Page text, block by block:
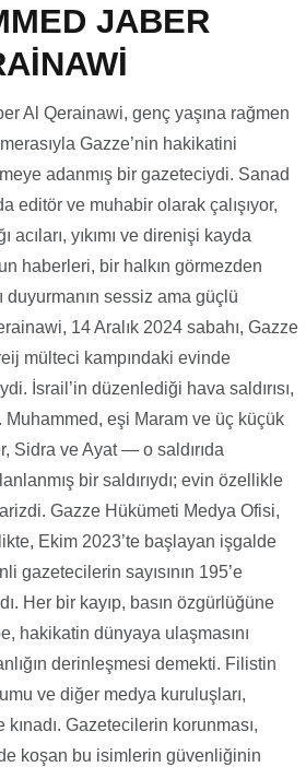
JABER
Al Qerainawi, genç yaşına rağmen
Gazze’nin hakikatini
adanmış bir gazeteciydi. Sanad
editör ve muhabir olarak çalışıyor,
acıları, yıkımı ve direnişi kayda
haberleri, bir halkın görmezden
duyurmanın sessiz ama güçlü
14 Aralık 2024 sabahı, Gazze
mülteci kampındaki evinde
İsrail’in düzenlediği hava saldırısı,
Muhammed, eşi Maram ve üç küçük
Sidra ve Ayat — o saldırıda
bir saldırıydı; evin özellikle
Gazze Hükümeti Medya Ofisi,
Ekim 2023’te başlayan işgalde
gazetecilerin sayısının 195’e
Her bir kayıp, basın özgürlüğüne
hakikatin dünyaya ulaşmasını
derinleşmesi demekti. Filistin
ve diğer medya kuruluşları,
kınadı. Gazetecilerin korunması,
koşan bu isimlerin güvenliğinin